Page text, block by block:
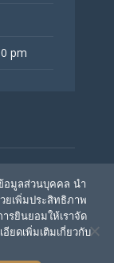
pm
อมูลส่วนบุคคล นำ
ยเพิ่มประสิทธิภาพ
รยินยอมให้เราจัด
ยดเพิ่มเติมเกี่ยวกับ